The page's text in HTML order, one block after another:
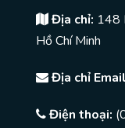
Địa chỉ: 148
Hồ Chí Minh
Địa chỉ
Điện thoại: